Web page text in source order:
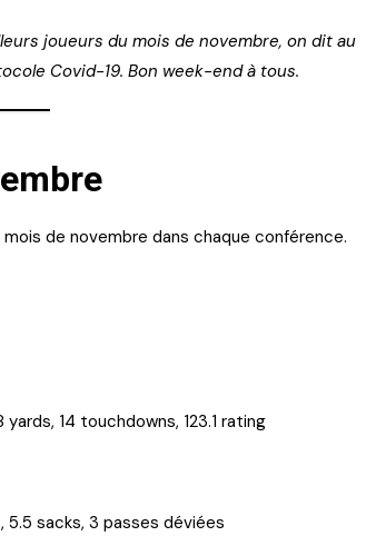
joueurs du mois de novembre, on dit au
Covid-19. Bon week-end à tous.
de novembre dans chaque conférence.
14 touchdowns, 123.1 rating
5.5 sacks, 3 passes déviées